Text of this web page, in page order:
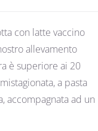
con latte vaccino
allevamento
è superiore ai 20
a pasta
accompagnata ad un